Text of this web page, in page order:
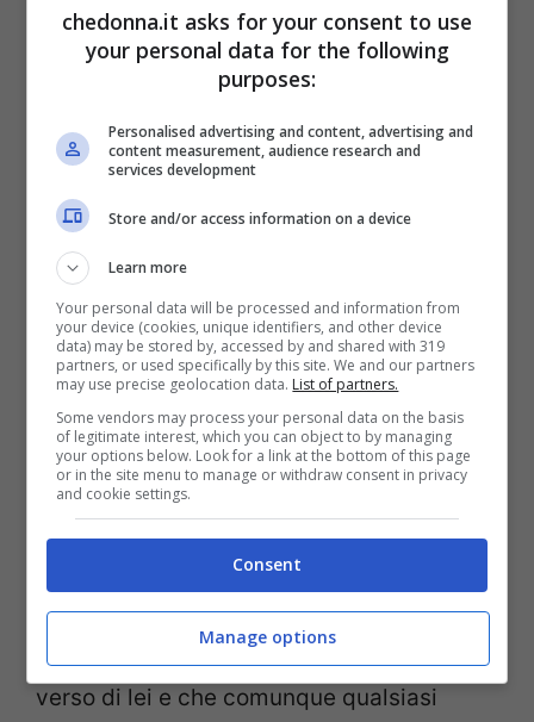
sentito che l’amica stava dicendo prima a
Davide e soprattutto perché è stata messa
in dubbio l’autenticità della loro amicizia.
“A me non importa nulla del gioco, il nostro
rapporto per me è la cosa più importante!”,
urla Margherita che vediamo adirata come
non mai: “Tu per me vieni prima di tutto,
non mi permetterei mai di dubitare di te,
mentre tu lo stai facendo!”.
La mamma controbatte di essere sicura
che il ballerino abbia parlato male di lei e
la sua domanda è: come può la sua
migliore amica avere un rapporto così
stretto con chi ha una cattiva opinione di
lei? La varesina sottolinea che l’italo-
inglese ha sempre avuto buone parole
verso di lei e che comunque qualsiasi
chedonna.it asks for your consent to use
your personal data for the following
purposes:
Personalised advertising and content, advertising and
content measurement, audience research and
services development
Store and/or access information on a device
Learn more
Your personal data will be processed and information from
your device (cookies, unique identifiers, and other device
data) may be stored by, accessed by and shared with 319
partners, or used specifically by this site. We and our partners
may use precise geolocation data. List of partners.
Some vendors may process your personal data on the basis
of legitimate interest, which you can object to by managing
your options below. Look for a link at the bottom of this page
or in the site menu to manage or withdraw consent in privacy
and cookie settings.
Consent
Manage options